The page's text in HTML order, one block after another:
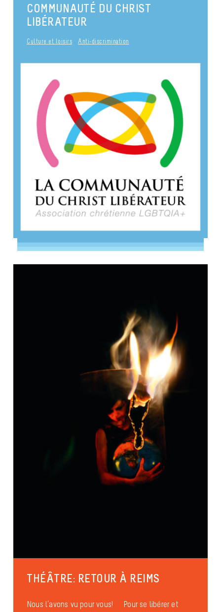
COMMUNAUTÉ DU CHRIST
LIBÉRATEUR
Culture et loisirs Anti-discrimination
THÉÂTRE: RETOUR À REIMS
Nous l’avons vu pour vous! Pour se libérer et